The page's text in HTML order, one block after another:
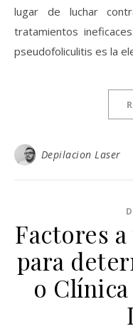
lugar de luchar
tratamientos
pseudofoliculitis es la
Depilacion Laser
Factores
para
o